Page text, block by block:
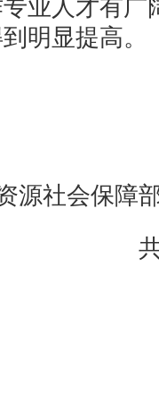
明显提高。
社会保障部
共